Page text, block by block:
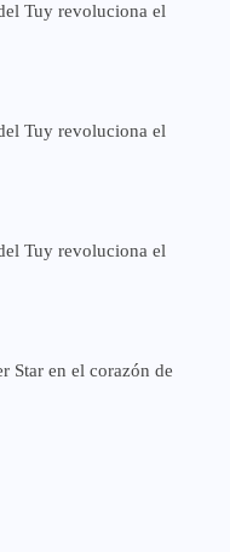
Tuy revoluciona el
Tuy revoluciona el
Tuy revoluciona el
Star en el corazón de